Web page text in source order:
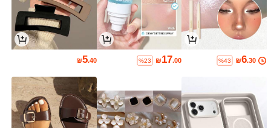
₪6.30
%43
₪17.00
%23
₪5.40